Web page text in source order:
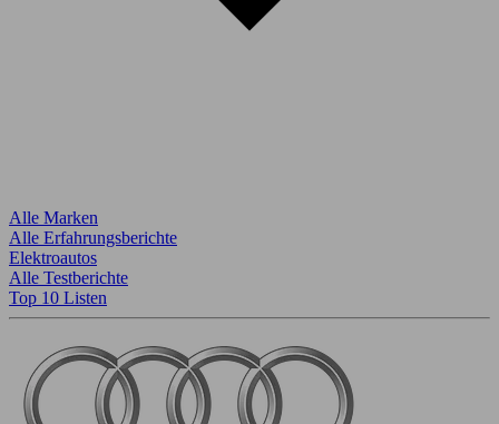
Alle Marken
Alle Erfahrungsberichte
Elektroautos
Alle Testberichte
Top 10 Listen